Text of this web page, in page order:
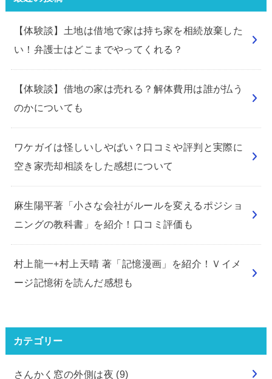
【体験談】土地は借地で家は持ち家を相続放棄した
い！弁護士はどこまでやってくれる？
【体験談】借地の家は売れる？解体費用は誰が払う
のかについても
ワケガイは怪しいしやばい？口コミや評判と実際に
空き家売却相談をした感想について
麻生陽平著「小さな会社がルールを変えるポジショ
ニングの教科書」を紹介！口コミ評価も
村上龍一+村上天晴 著「記憶漫画」を紹介！Ｖイメ
ージ記憶術を読んだ感想も
カテゴリー
さんかく窓の外側は夜 (9)